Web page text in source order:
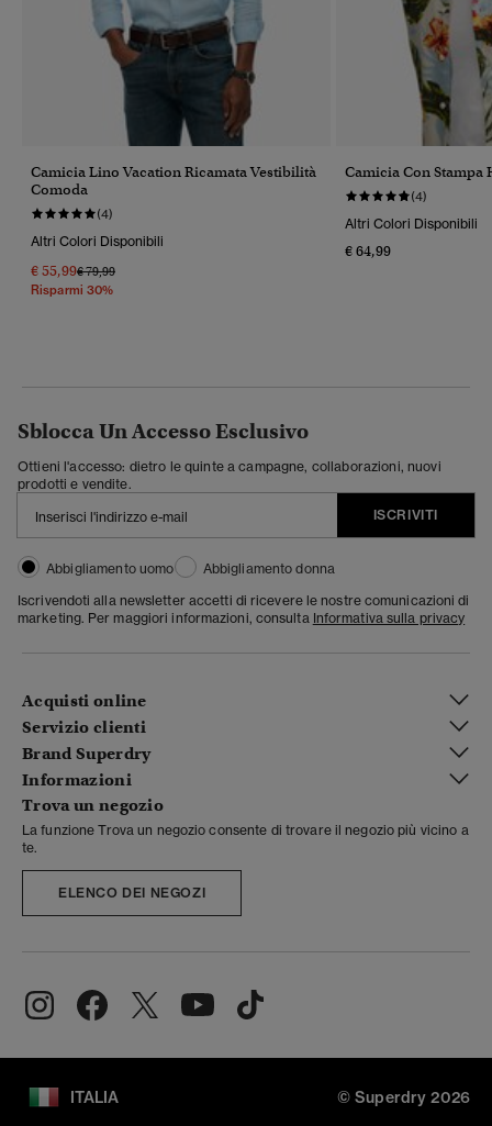
Camicia Lino Vacation Ricamata Vestibilità
Comoda
(4)
Altri Colori Disponibili
€ 55,99Prezzo Ridotto Da
€ 79,99A
Risparmi 30%
Camicia Con Stampa
(4)
Altri Colori Disponibili
€ 64,99
Sblocca Un Accesso Esclusivo
Ottieni l'accesso: dietro le quinte a campagne, collaborazioni, nuovi
prodotti e vendite.
ISCRIVITI
Abbigliamento uomo
Abbigliamento donna
Iscrivendoti alla newsletter accetti di ricevere le nostre comunicazioni di
marketing. Per maggiori informazioni, consulta Informativa sulla privacy
Acquisti online
Servizio clienti
Brand Superdry
Informazioni
Trova un negozio
La funzione Trova un negozio consente di trovare il negozio più vicino a
te.
ELENCO DEI NEGOZI
ITALIA © Superdry 2026